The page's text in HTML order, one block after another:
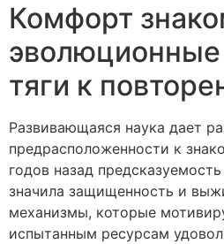
Комфорт
тяги к
Развивающаяся наука дает
предрасположенности к
годов назад
значила защищенность и
механизмы, которые
испытанным ресурсам